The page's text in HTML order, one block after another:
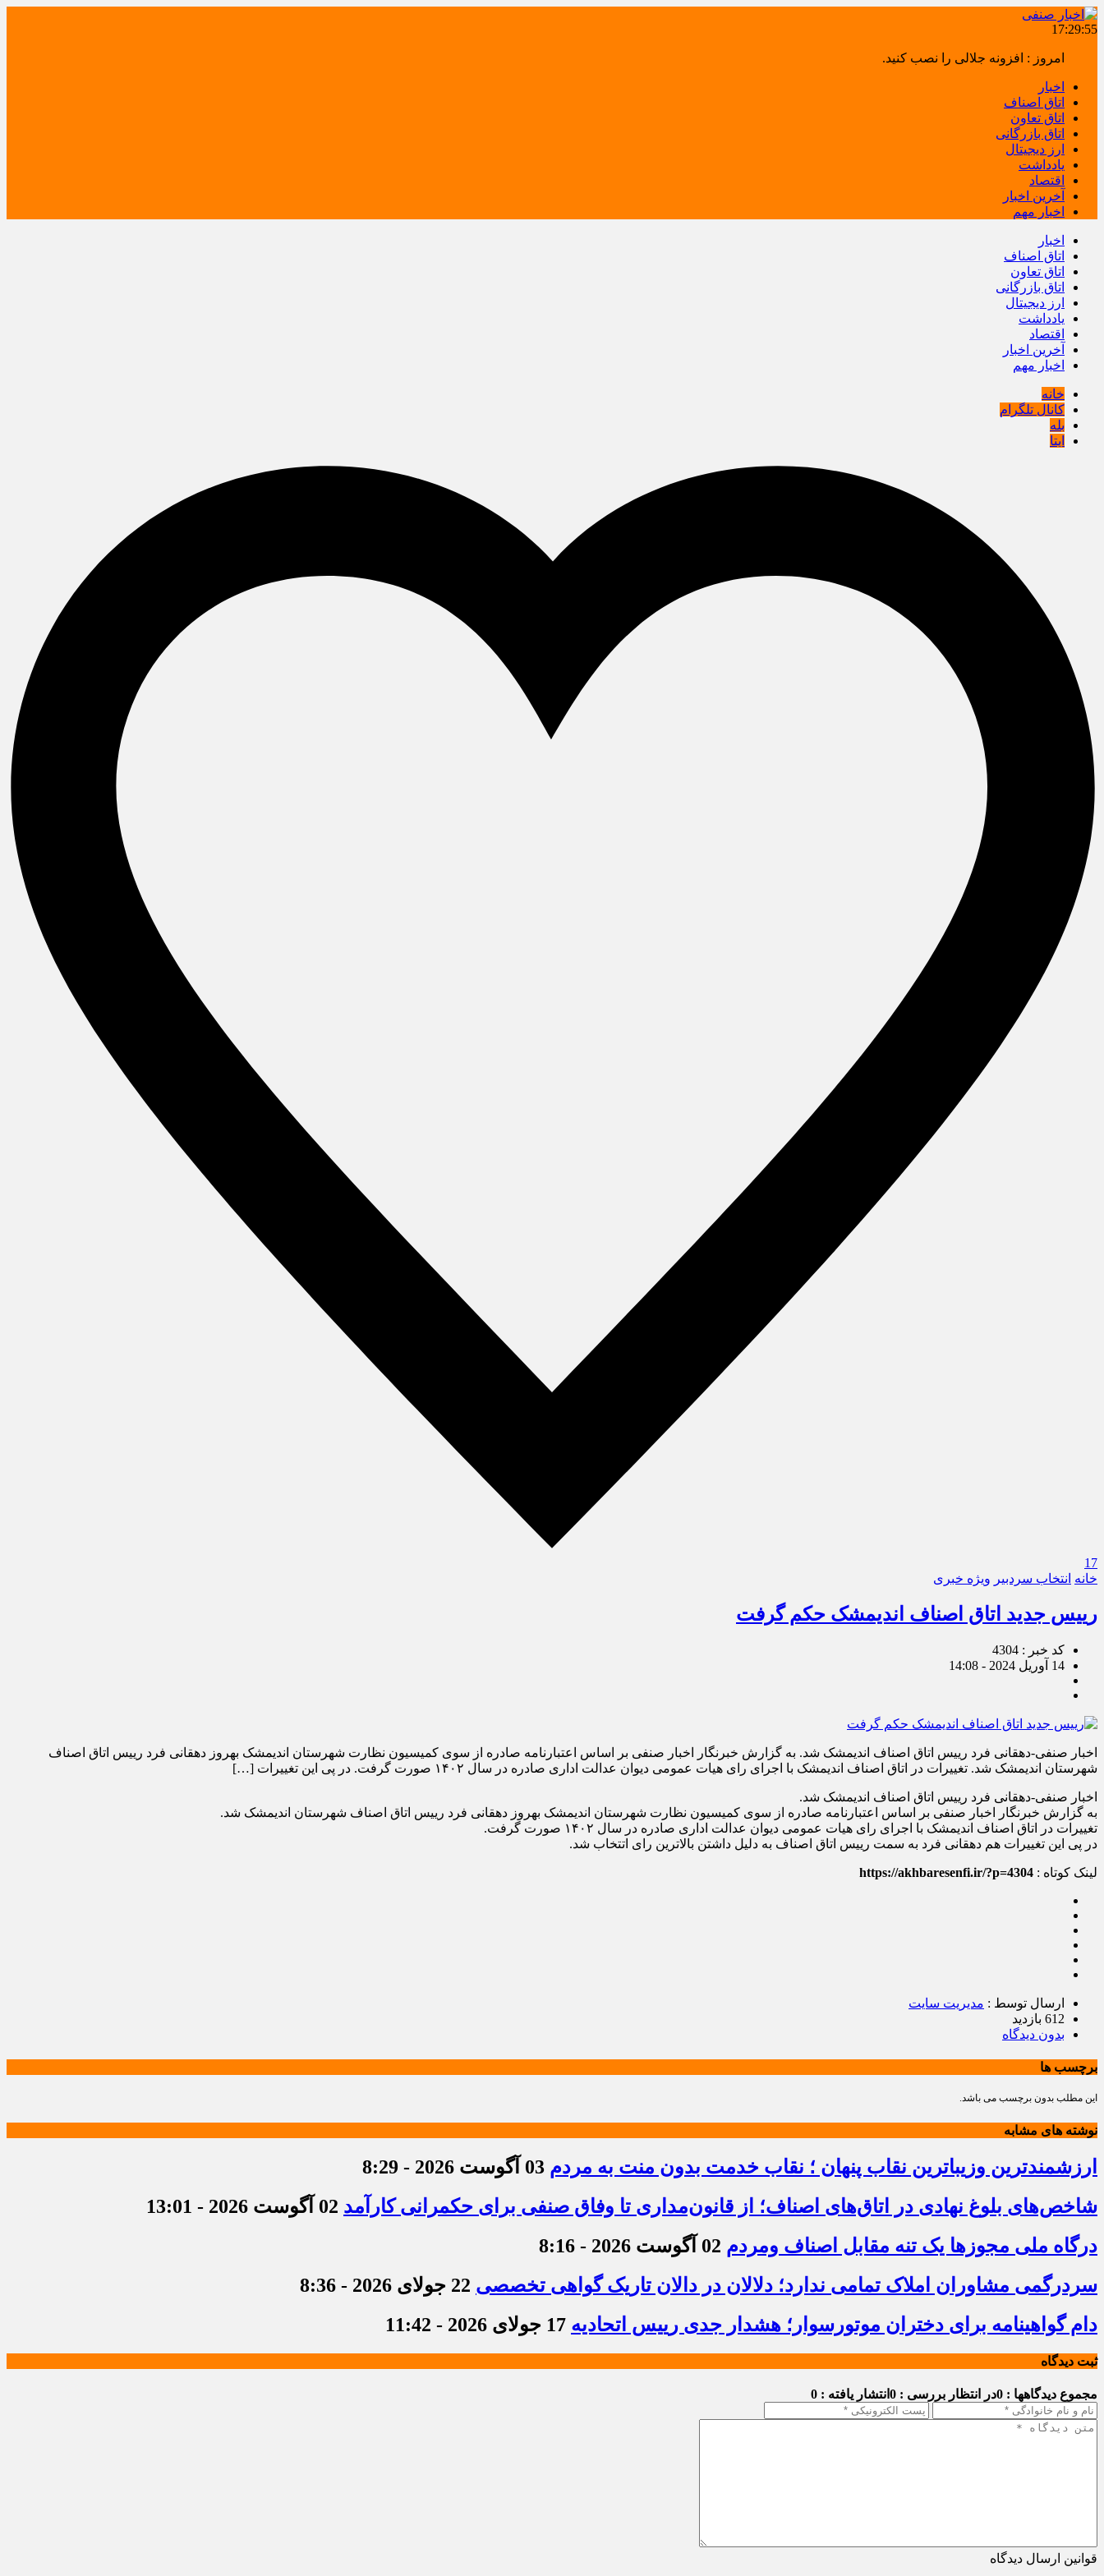
17:29:56
امروز : افزونه جلالی را نصب کنید.
اخبار
اتاق اصناف
اتاق تعاون
اتاق بازرگانی
ارز دیجیتال
یادداشت
اقتصاد
آخرین اخبار
اخبار مهم
اخبار
اتاق اصناف
اتاق تعاون
اتاق بازرگانی
ارز دیجیتال
یادداشت
اقتصاد
آخرین اخبار
اخبار مهم
خانه
کانال تلگرام
بله
ایتا
17
خانه انتخاب سردبیر ویژه خبری
رییس جدید اتاق اصناف اندیمشک حکم گرفت
کد خبر : 4304
14 آوریل 2024 - 14:08
اخبار صنفی-دهقانی فرد رییس اتاق اصناف اندیمشک شد. به گزارش خبرنگار اخبار صنفی بر اساس اعتبارنامه صادره از سوی کمیسیون نظارت شهرستان اندیمشک بهروز دهقانی فرد رییس اتاق اصناف
شهرستان اندیمشک شد. تغییرات در اتاق اصناف اندیمشک با اجرای رای هیات عمومی دیوان عدالت اداری صادره در سال ۱۴۰۲ صورت گرفت. در پی این تغییرات […]
اخبار صنفی-دهقانی فرد رییس اتاق اصناف اندیمشک شد.
به گزارش خبرنگار اخبار صنفی بر اساس اعتبارنامه صادره از سوی کمیسیون نظارت شهرستان اندیمشک بهروز دهقانی فرد رییس اتاق اصناف شهرستان اندیمشک شد.
تغییرات در اتاق اصناف اندیمشک با اجرای رای هیات عمومی دیوان عدالت اداری صادره در سال ۱۴۰۲ صورت گرفت.
در پی این تغییرات هم دهقانی فرد به سمت رییس اتاق اصناف به دلیل داشتن بالاترین رای اتتخاب شد.
لینک کوتاه : https://akhbaresenfi.ir/?p=4304
ارسال توسط : مدیریت سایت
612 بازدید
بدون دیدگاه
برچسب ها
این مطلب بدون برچسب می باشد.
نوشته های مشابه
ارزشمندترین وزیباترین نقاب پنهان ؛ نقاب خدمت بدون منت به مردم 03 آگوست 2026 - 8:29
شاخص‌های بلوغ نهادی در اتاق‌های اصناف؛ از قانون‌مداری تا وفاق صنفی برای حکمرانی کارآمد 02 آگوست 2026 - 13:01
درگاه ملی مجوزها یک تنه مقابل اصناف ومردم 02 آگوست 2026 - 8:16
سردرگمی مشاوران املاک تمامی ندارد؛ دلالان در دالان تاریک گواهی تخصصی 22 جولای 2026 - 8:36
دام گواهینامه برای دختران موتورسوار؛ هشدار جدی رییس اتحادیه 17 جولای 2026 - 11:42
ثبت دیدگاه
مجموع دیدگاهها : 0 در انتظار بررسی : 0 انتشار یافته : 0
قوانین ارسال دیدگاه